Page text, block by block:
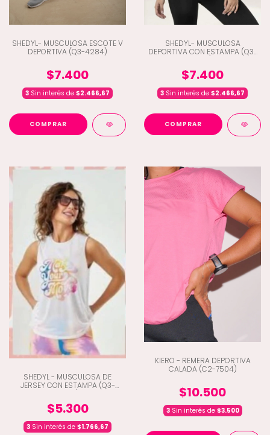
SHEDYL- MUSCULOSA ESCOTE V
DEPORTIVA (Q3-4284)
$7.400
3 Sin interés de $2.466,67
COMPRAR
SHEDYL- MUSCULOSA
DEPORTIVA CON ESTAMPA (Q3-
$7.400
3 Sin interés de $2.466,67
COMPRAR
SHEDYL - MUSCULOSA DE
JERSEY CON ESTAMPA (Q3-
$5.300
3 Sin interés de $1.766,67
KIERO - REMERA DEPORTIVA
CALADA (C2-7504)
$10.500
3Sin interés de $3.500